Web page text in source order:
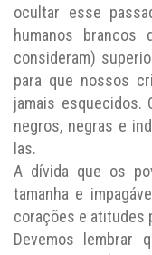
ocultar esse
humanos brancos
consideram)
para que nossos
jamais esquecidos.
negros, negras e
las.
A dívida que os
tamanha e
corações e atitudes
Devemos lembrar